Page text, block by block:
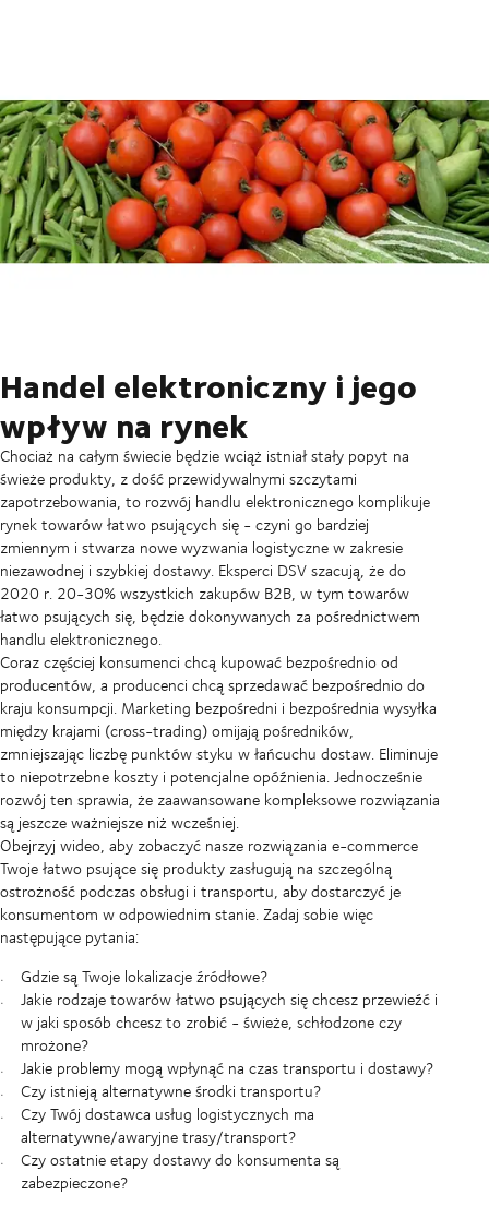
Handel elektroniczny i jego
wpływ na rynek
Chociaż na całym świecie będzie wciąż istniał stały popyt na
świeże produkty, z dość przewidywalnymi szczytami
zapotrzebowania, to rozwój handlu elektronicznego komplikuje
rynek towarów łatwo psujących się - czyni go bardziej
zmiennym i stwarza nowe wyzwania logistyczne w zakresie
niezawodnej i szybkiej dostawy. Eksperci DSV szacują, że do
2020 r. 20-30% wszystkich zakupów B2B, w tym towarów
łatwo psujących się, będzie dokonywanych za pośrednictwem
handlu elektronicznego.
Coraz częściej konsumenci chcą kupować bezpośrednio od
producentów, a producenci chcą sprzedawać bezpośrednio do
kraju konsumpcji. Marketing bezpośredni i bezpośrednia wysyłka
między krajami (cross-trading) omijają pośredników,
zmniejszając liczbę punktów styku w łańcuchu dostaw. Eliminuje
to niepotrzebne koszty i potencjalne opóźnienia. Jednocześnie
rozwój ten sprawia, że zaawansowane kompleksowe rozwiązania
są jeszcze ważniejsze niż wcześniej.
Obejrzyj wideo, aby zobaczyć nasze rozwiązania e-commerce
Twoje łatwo psujące się produkty zasługują na szczególną
ostrożność podczas obsługi i transportu, aby dostarczyć je
konsumentom w odpowiednim stanie. Zadaj sobie więc
następujące pytania:
Gdzie są Twoje lokalizacje źródłowe?
Jakie rodzaje towarów łatwo psujących się chcesz przewieźć i
w jaki sposób chcesz to zrobić - świeże, schłodzone czy
mrożone?
Jakie problemy mogą wpłynąć na czas transportu i dostawy?
Czy istnieją alternatywne środki transportu?
Czy Twój dostawca usług logistycznych ma
alternatywne/awaryjne trasy/transport?
Czy ostatnie etapy dostawy do konsumenta są
zabezpieczone?